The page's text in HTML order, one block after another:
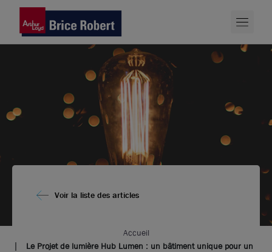
Voir la liste des articles
Accueil
Le Projet de lumière Hub Lumen : un bâtiment unique pour un